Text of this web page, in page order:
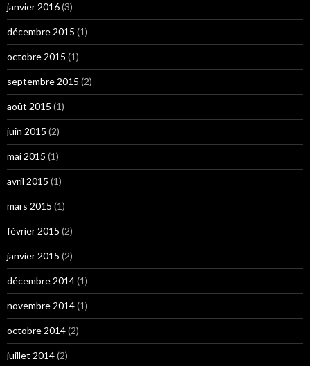
janvier 2016(3)
décembre 2015 (1)
octobre 2015 (1)
septembre 2015 (2)
août 2015 (1)
juin 2015 (2)
mai 2015 (1)
avril 2015 (1)
mars 2015 (1)
février 2015 (2)
janvier 2015 (2)
décembre 2014(1)
novembre 2014(1)
octobre 2014(2)
juillet 2014(2)